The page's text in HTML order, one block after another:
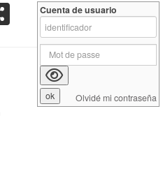
Cuenta de usuario
Olvidé mi contraseña